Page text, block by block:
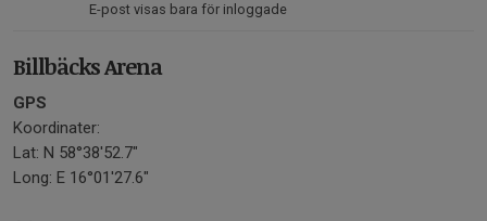
E-post visas bara för inloggade
Billbäcks Arena
GPS
Koordinater:
Lat: N 58°38'52.7"
Long: E 16°01'27.6"